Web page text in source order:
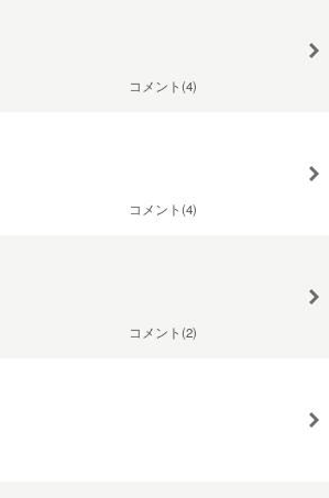
コメント(4)
コメント(4)
コメント(2)